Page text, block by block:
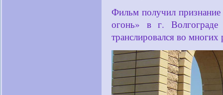
Фильм получил
огонь» в г.
транслировался во многих